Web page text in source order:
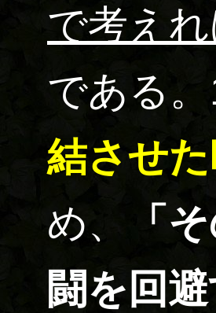
で考え
である
結させ
め、
「
闘を回